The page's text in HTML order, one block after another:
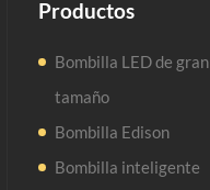
Productos
Bombilla LED de gran
tamaño
Bombilla Edison
Bombilla inteligente